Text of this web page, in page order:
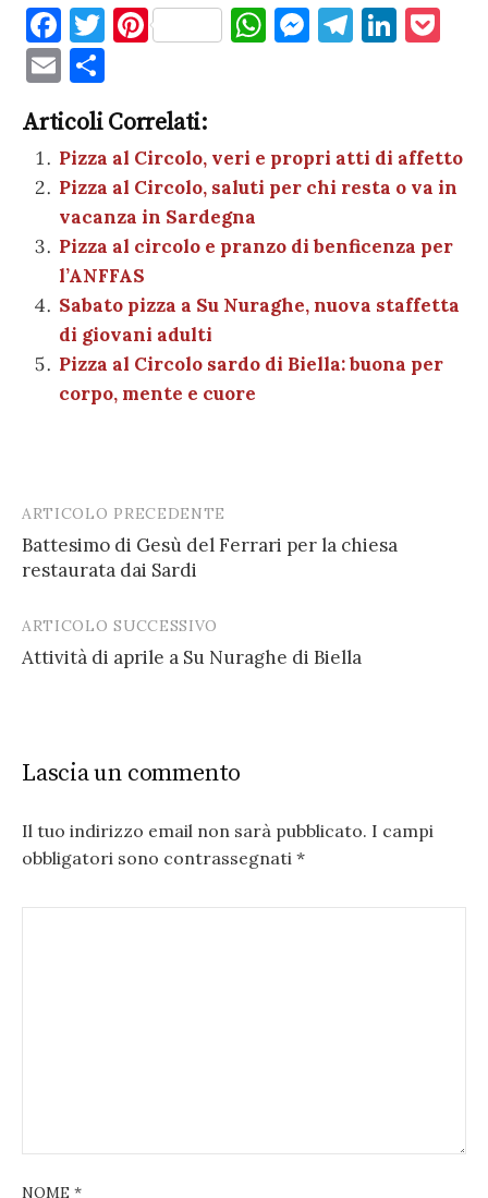
F
a
c
e
b
o
o
k
T
te
r
Pi
es
t
W
A
p
p
M
g
er
T
a
m
Li
dI
n
et
E
m
ai
l
n
di
vi
di
Articoli Correlati:
Pizza al Circolo, veri e propri atti di affetto
Pizza al Circolo, saluti per chi resta o va in
vacanza in Sardegna
Pizza al circolo e pranzo di benficenza per
l’ANFFAS
Sabato pizza a Su Nuraghe, nuova staffetta
di giovani adulti
Pizza al Circolo sardo di Biella: buona per
corpo, mente e cuore
Post
navigation
ARTICOLO PRECEDENTE
Battesimo di Gesù del Ferrari per la chiesa
restaurata dai Sardi
ARTICOLO SUCCESSIVO
Attività di aprile a Su Nuraghe di Biella
Lascia un commento
Il tuo indirizzo email non sarà pubblicato. I campi
obbligatori sono contrassegnati *
NOME *